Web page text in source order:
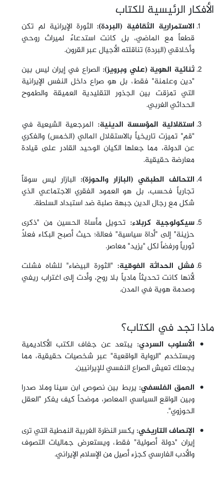
الأفكار الرئيسية للكتاب
الاستمرارية الثقافية (البردة):الثورة الإيرانية لم تكن
قطعاً مع الماضي، بل كانت استدعاءً لميراث روحي
وأخلاقي (البردة) تناقلته الأجيال عبر القرون.
ثنائية الهوية (علي وبرويز): الصراع في إيران ليس بين
"دين وعلمنة" فقط، بل هو صراع داخل النفس الإيرانية
التي تمزقت بين الجذور التقليدية العميقة والطموح
الحداثي الغربي.
استقلالية المؤسسة الدينية: المرجعية الشيعية في
"قم" تميزت تاريخياً بالاستقلال المالي (الخمس) والفكري
عن الدولة، مما جعلها الكيان الوحيد القادر على قيادة
معارضة حقيقية.
التحالف الطبقي (البازار والحوزة): البازار ليس سوقاً
تجارياً فحسب، بل هو العمود الفقري الاجتماعي الذي
شكل مع رجال الدين جبهة صلبة ضد استبداد السلطة.
سيكولوجية كربلاء:تحويل مأساة الحسين من "ذكرى
حزينة" إلى "أداة سياسية" فعالة؛ حيث أصبح البكاء فعلاً
ثورياً ورفضاً لكل "يزيد" معاصر.
فشل الحداثة الفوقية: "الثورة البيضاء" للشاه فشلت
لأنها كانت تحديثاً مادياً بلا روح، وأدت إلى اغتراب ريفي
وصدمة هوية في المدن.
ماذا تجد في الكتاب؟
الأسلوب السردي:يبتعد عن جفاف الكتب الأكاديمية
ويستخدم "الرواية الواقعية" عبر شخصيات حقيقية، مما
يجعلك تعيش الصراع النفسي للإيرانيين.
العمق الفلسفي:يربط بين نصوص ابن سينا وملا صدرا
وبين الواقع السياسي المعاصر، موضحاً كيف يفكر "العقل
الحوزوي".
الإنصاف التاريخي:يكسر النظرة الغربية النمطية التي ترى
إيران "دولة أصولية" فقط، ويستعرض جماليات التصوف
والأدب الفارسي كجزء أصيل من الإسلام الإيراني.